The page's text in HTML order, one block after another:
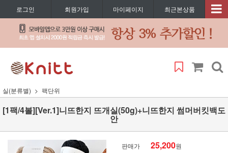
로그인 회원가입 마이페이지 최근본상품
실(분류별) 팩단위
[1팩/4볼][Ver.1]니뜨한지 뜨개실(50g)+니뜨한지 썸머버킷백도
안
판매가 25,200원